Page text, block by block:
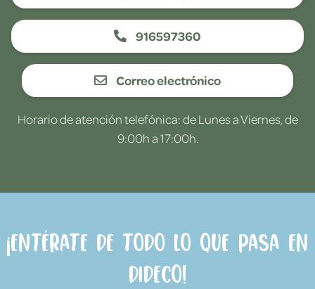
916597360
Correo electrónico
Horario de atención telefónica: de Lunes a Viernes, de
9:00h a 17:00h.
¡Entérate de todo lo que pasa en
Dideco!